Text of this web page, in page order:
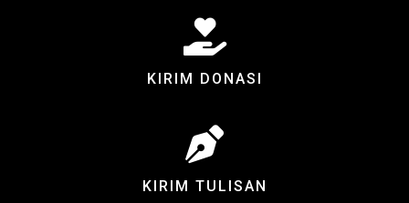
KIRIM DONASI
KIRIM TULISAN